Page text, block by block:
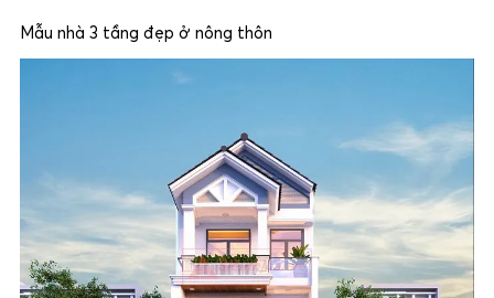
Mẫu nhà 3 tầng đẹp ở nông thôn